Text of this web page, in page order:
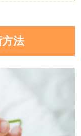
方法